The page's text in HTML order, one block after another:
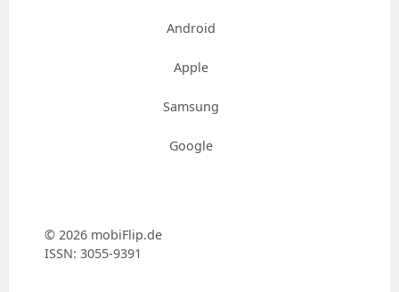
Android
Apple
Samsung
Google
© 2026 mobiFlip.de
ISSN: 3055-9391